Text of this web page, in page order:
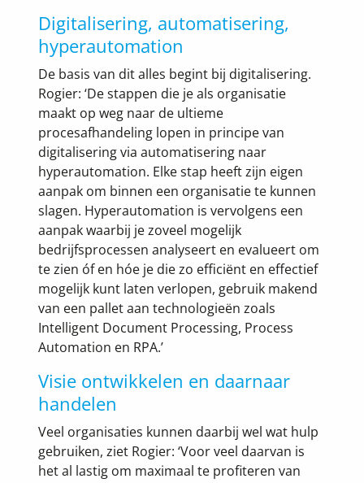
Digitalisering, automatisering,
hyperautomation
De basis van dit alles begint bij digitalisering.
Rogier: ‘De stappen die je als organisatie
maakt op weg naar de ultieme
procesafhandeling lopen in principe van
digitalisering via automatisering naar
hyperautomation. Elke stap heeft zijn eigen
aanpak om binnen een organisatie te kunnen
slagen. Hyperautomation is vervolgens een
aanpak waarbij je zoveel mogelijk
bedrijfsprocessen analyseert en evalueert om
te zien óf en hóe je die zo efficiënt en effectief
mogelijk kunt laten verlopen, gebruik makend
van een pallet aan technologieën zoals
Intelligent Document Processing, Process
Automation en RPA.’
Visie ontwikkelen en daarnaar
handelen
Veel organisaties kunnen daarbij wel wat hulp
gebruiken, ziet Rogier: ‘Voor veel daarvan is
het al lastig om maximaal te profiteren van